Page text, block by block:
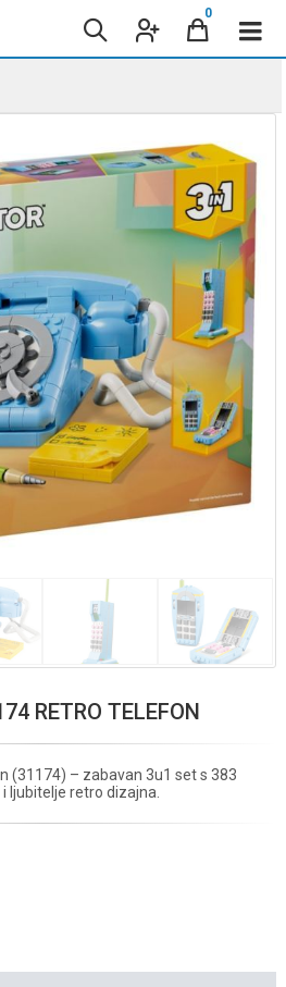
0
RETRO TELEFON
(31174) – zabavan 3u1 set s 383
ljubitelje retro dizajna.